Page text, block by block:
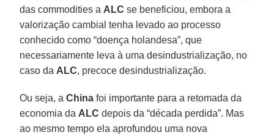
das commodities a ALC se beneficiou, embora a
valorização cambial tenha levado ao processo
conhecido como “doença holandesa”, que
necessariamente leva à uma desindustrialização, no
caso da ALC, precoce desindustrialização.
Ou seja, aChina foi importante para a retomada da
economia da ALC depois da “década perdida”. Mas
ao mesmo tempo ela aprofundou uma nova